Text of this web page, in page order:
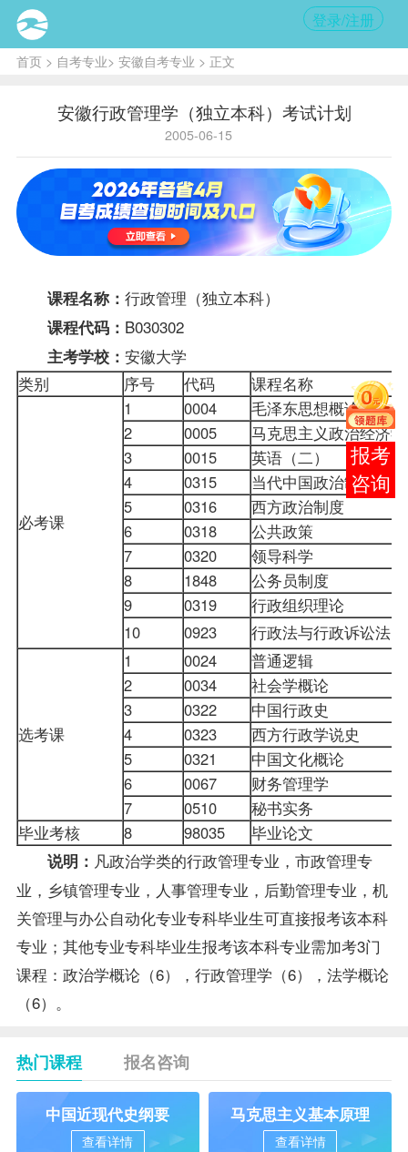
登录/注册
首页> 自考专业> 安徽自考专业 > 正文
安徽行政管理学（独立本科）考试计划
2005-06-15
课程名称： 行政管理（独立本科）
课程代码： B030302
主考学校： 安徽大学
类别 序号 代码 课程名称
必考课
1 0004
毛泽东思想概论
2
0005
马克思主义政治经济
3
0015
英语（二）
4
0315
当代中国政治制度
5
0316
西方政治制度
6
0318 公共政策
7
0320
领导科学
8
1848
公务员制度
9
0319
行政组织理论
10
0923 行政法与行政诉讼法
选考课
1 0024
普通逻辑
2
0034
社会学概论
3
0322
中国行政史
4
0323
西方行政学说史
5
0321
中国文化概论
6
0067
财务管理学
7
0510
秘书实务
毕业考核
8 98035
毕业论文
说明： 凡政治学类的行政管理专业 ，市政管理专
业，乡镇管理专业，人事管理专业，后勤管理专业，机
关管理与办公自动化专业专科毕业生可直接报考该本科
专业；其他专业专科毕业生报考该本科专业需加考3门
课程： 政治学概论 （6）， 行政管理学 （6）， 法学概论
（6）。
热门课程 报名咨询
中国近现代史纲要
查看详情
马克思主义基本原理
查看详情
在线
客服